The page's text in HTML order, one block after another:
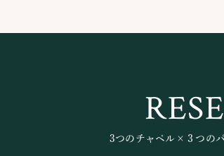
3つのチャペル×３つの